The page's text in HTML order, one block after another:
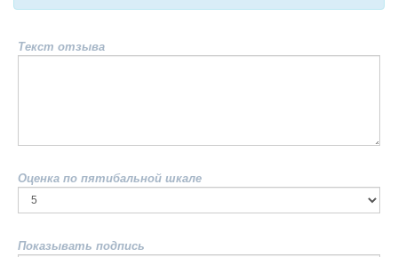
Текст отзыва
Оценка по пятибальной шкале
Показывать подпись